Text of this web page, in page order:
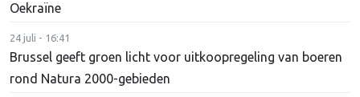
Oekraïne
24 juli - 16:41
Brussel geeft groen licht voor uitkoopregeling van boeren
rond Natura 2000-gebieden